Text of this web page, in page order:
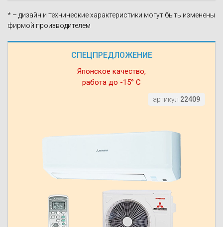
СПЕЦПРЕДЛОЖЕНИЕ
Японское качество,
работа до -15° С
артикул 22409
* – дизайн и технические характеристики могут быть изменены
фирмой производителем